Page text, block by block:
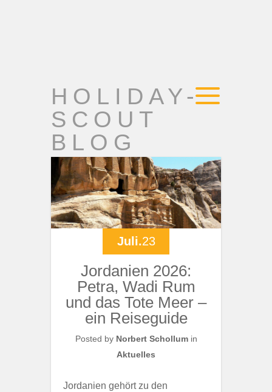
HOLIDAY-
SCOUT
BLOG
Juli.23
Jordanien 2026:
Petra, Wadi Rum
und das Tote Meer –
ein Reiseguide
Posted by Norbert Schollumin
Aktuelles
Jordanien gehört zu den